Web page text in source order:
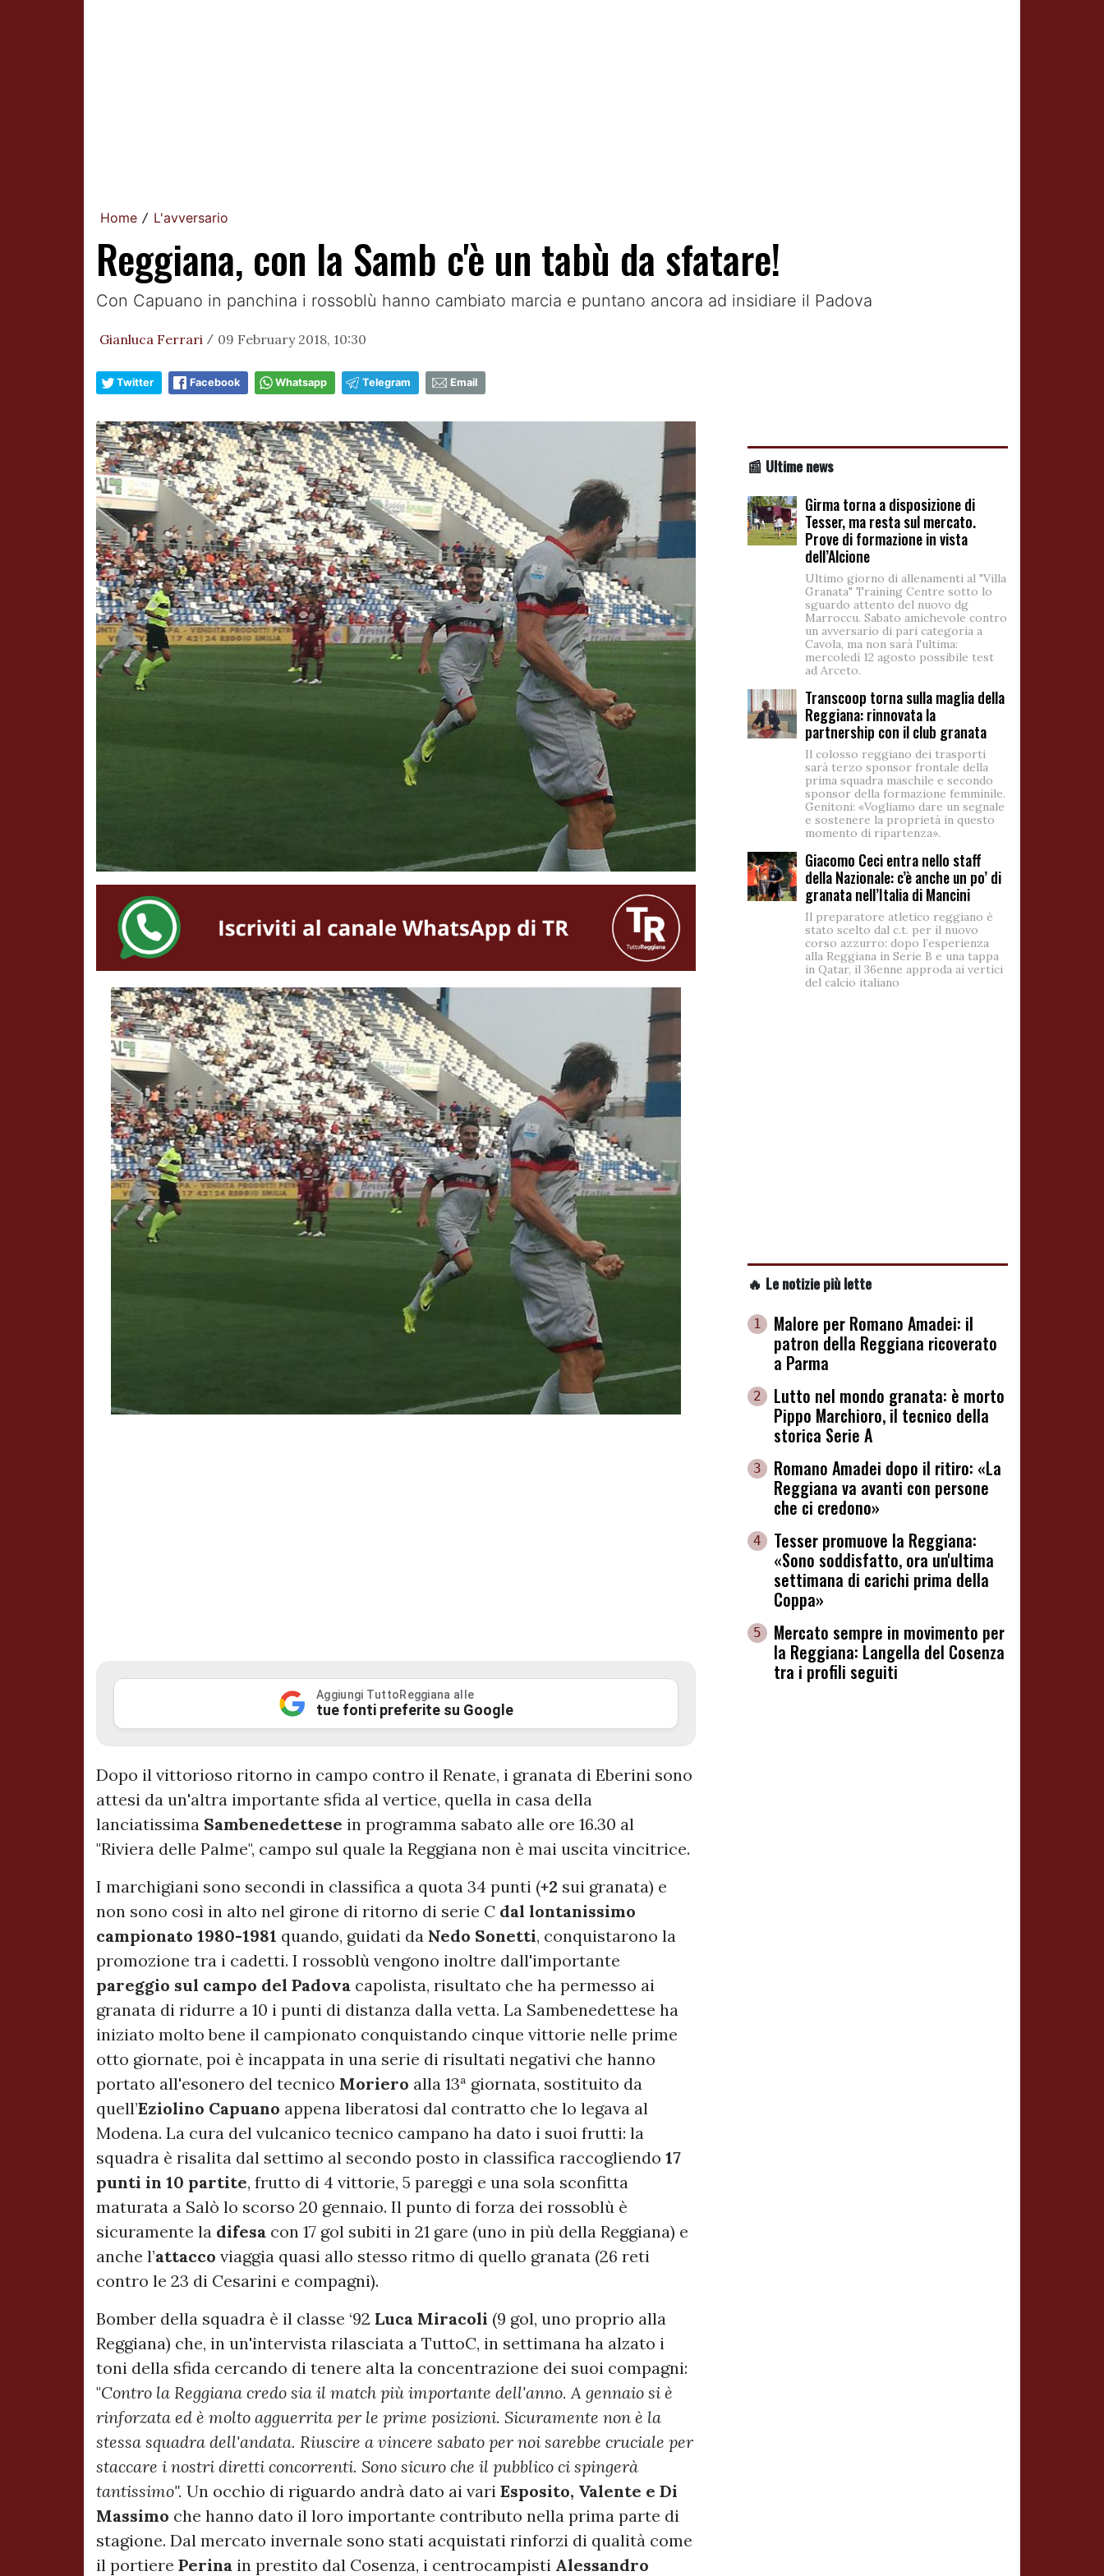
Home / L'avversario
Reggiana, con la Samb c'è un tabù da sfatare!
Con Capuano in panchina i rossoblù hanno cambiato marcia e puntano ancora ad insidiare il Padova
Gianluca Ferrari / 09 February 2018, 10:30
Twitter Facebook Whatsapp Telegram Email
Aggiungi TuttoReggiana alle
tue fonti preferite su Google
Dopo il vittorioso ritorno in campo contro il Renate, i granata di Eberini sono
attesi da un'altra importante sfida al vertice, quella in casa della
lanciatissima Sambenedettese in programma sabato alle ore 16.30 al
"Riviera delle Palme", campo sul quale la Reggiana non è mai uscita vincitrice.
I marchigiani sono secondi in classifica a quota 34 punti (+2 sui granata) e
non sono così in alto nel girone di ritorno di serie C dal lontanissimo
campionato 1980-1981 quando, guidati da Nedo Sonetti, conquistarono la
promozione tra i cadetti. I rossoblù vengono inoltre dall'importante
pareggio sul campo del Padova capolista, risultato che ha permesso ai
granata di ridurre a 10 i punti di distanza dalla vetta. La Sambenedettese ha
iniziato molto bene il campionato conquistando cinque vittorie nelle prime
otto giornate, poi è incappata in una serie di risultati negativi che hanno
portato all'esonero del tecnico Moriero alla 13ª giornata, sostituito da
quell’Eziolino Capuano appena liberatosi dal contratto che lo legava al
Modena. La cura del vulcanico tecnico campano ha dato i suoi frutti: la
squadra è risalita dal settimo al secondo posto in classifica raccogliendo 17
punti in 10 partite, frutto di 4 vittorie, 5 pareggi e una sola sconfitta
maturata a Salò lo scorso 20 gennaio. Il punto di forza dei rossoblù è
sicuramente la difesa con 17 gol subiti in 21 gare (uno in più della Reggiana) e
anche l’attacco viaggia quasi allo stesso ritmo di quello granata (26 reti
contro le 23 di Cesarini e compagni).
Bomber della squadra è il classe ‘92 Luca Miracoli (9 gol, uno proprio alla
Reggiana) che, in un'intervista rilasciata a TuttoC, in settimana ha alzato i
toni della sfida cercando di tenere alta la concentrazione dei suoi compagni:
"Contro la Reggiana credo sia il match più importante dell'anno.A gennaio si è
rinforzata ed è molto agguerrita per le prime posizioni. Sicuramente non è la
stessa squadra dell'andata. Riuscire a vincere sabato per noi sarebbe cruciale per
staccare i nostri diretti concorrenti. Sono sicuro che il pubblico ci spingerà
tantissimo". Un occhio di riguardo andrà dato ai vari Esposito, Valente e Di
Massimo che hanno dato il loro importante contributo nella prima parte di
stagione. Dal mercato invernale sono stati acquistati rinforzi di qualità come
il portiere Perina in prestito dal Cosenza, i centrocampisti Alessandro
📰 Ultime news
Girma torna a disposizione di
Tesser, ma resta sul mercato.
Prove di formazione in vista
dell’Alcione
Ultimo giorno di allenamenti al "Villa
Granata" Training Centre sotto lo
sguardo attento del nuovo dg
Marroccu. Sabato amichevole contro
un avversario di pari categoria a
Cavola, ma non sarà l'ultima:
mercoledì 12 agosto possibile test
ad Arceto.
Transcoop torna sulla maglia della
Reggiana: rinnovata la
partnership con il club granata
Il colosso reggiano dei trasporti
sarà terzo sponsor frontale della
prima squadra maschile e secondo
sponsor della formazione femminile.
Genitoni: «Vogliamo dare un segnale
e sostenere la proprietà in questo
momento di ripartenza».
Giacomo Ceci entra nello staff
della Nazionale: c’è anche un po’ di
granata nell’Italia di Mancini
Il preparatore atletico reggiano è
stato scelto dal c.t. per il nuovo
corso azzurro: dopo l’esperienza
alla Reggiana in Serie B e una tappa
in Qatar, il 36enne approda ai vertici
del calcio italiano
🔥 Le notizie più lette
1
Malore per Romano Amadei: il
patron della Reggiana ricoverato
a Parma
2
Lutto nel mondo granata: è morto
Pippo Marchioro, il tecnico della
storica Serie A
3
Romano Amadei dopo il ritiro: «La
Reggiana va avanti con persone
che ci credono»
4
Tesser promuove la Reggiana:
«Sono soddisfatto, ora un'ultima
settimana di carichi prima della
Coppa»
5
Mercato sempre in movimento per
la Reggiana: Langella del Cosenza
tra i profili seguiti